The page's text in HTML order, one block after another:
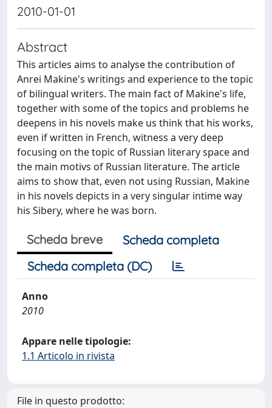
2010-01-01
Abstract
This articles aims to analyse the contribution of
Anrei Makine's writings and experience to the topic
of bilingual writers. The main fact of Makine's life,
together with some of the topics and problems he
deepens in his novels make us think that his works,
even if written in French, witness a very deep
focusing on the topic of Russian literary space and
the main motivs of Russian literature. The article
aims to show that, even not using Russian, Makine
in his novels depicts in a very singular intime way
his Sibery, where he was born.
Scheda breve
Scheda completa
Scheda completa (DC)
Anno
2010
Appare nelle tipologie:
1.1 Articolo in rivista
File in questo prodotto: